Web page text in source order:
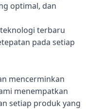
optimal, dan
terbaru
pada setiap
mencerminkan
menempatkan
setiap produk yang